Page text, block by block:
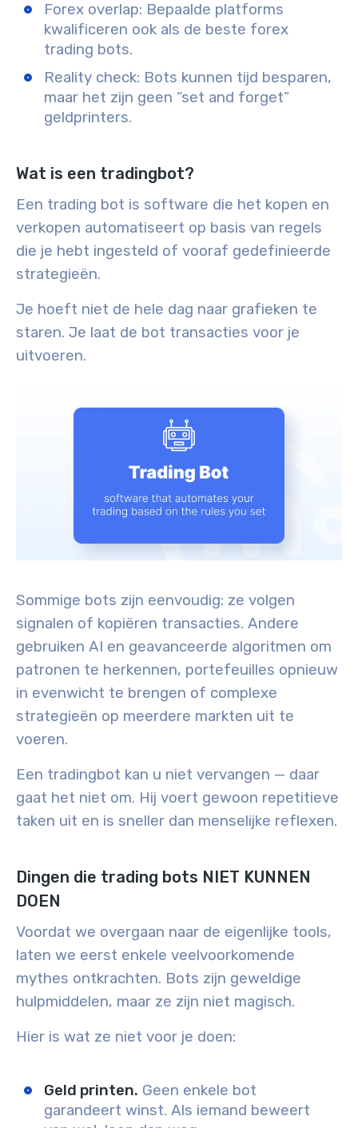
Forex overlap: Bepaalde platforms
kwalificeren ook als de beste forex
trading bots.
Reality check: Bots kunnen tijd besparen,
maar het zijn geen “set and forget”
geldprinters.
Wat is een tradingbot?
Een trading bot is software die het kopen en
verkopen automatiseert op basis van regels
die je hebt ingesteld of vooraf gedefinieerde
strategieën.
Je hoeft niet de hele dag naar grafieken te
staren. Je laat de bot transacties voor je
uitvoeren.
Sommige bots zijn eenvoudig: ze volgen
signalen of kopiëren transacties. Andere
gebruiken AI en geavanceerde algoritmen om
patronen te herkennen, portefeuilles opnieuw
in evenwicht te brengen of complexe
strategieën op meerdere markten uit te
voeren.
Een tradingbot kan u niet vervangen — daar
gaat het niet om. Hij voert gewoon repetitieve
taken uit en is sneller dan menselijke reflexen.
Dingen die trading bots NIET KUNNEN
DOEN
Voordat we overgaan naar de eigenlijke tools,
laten we eerst enkele veelvoorkomende
mythes ontkrachten. Bots zijn geweldige
hulpmiddelen, maar ze zijn niet magisch.
Hier is wat ze niet voor je doen:
Geld printen. Geen enkele bot
garandeert winst. Als iemand beweert